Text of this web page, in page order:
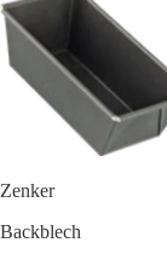
Zenker
Backblech